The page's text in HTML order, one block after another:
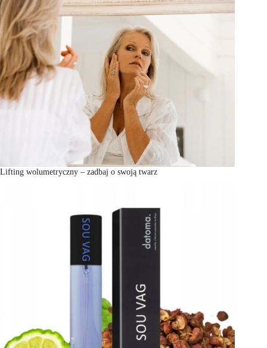
Lifting wolumetryczny – zadbaj o swoją twarz